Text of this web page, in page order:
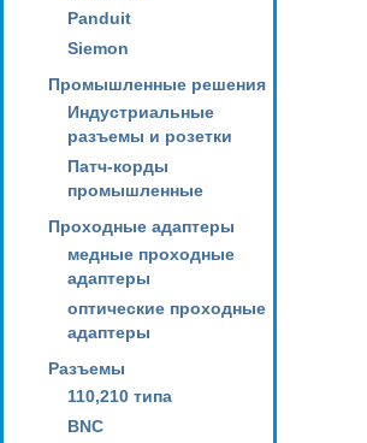
Panduit
Siemon
Промышленные решения
Индустриальные
разъемы и розетки
Патч-корды
промышленные
Проходные адаптеры
медные проходные
адаптеры
оптические проходные
адаптеры
Разъемы
110,210 типа
BNC